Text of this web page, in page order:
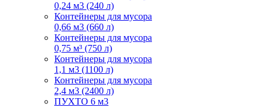
0,24 м3 (240 л)
Контейнеры для мусора
0,66 м3 (660 л)
Контейнеры для мусора
0,75 м³ (750 л)
Контейнеры для мусора
1,1 м3 (1100 л)
Контейнеры для мусора
2,4 м3 (2400 л)
ПУХТО 6 м3